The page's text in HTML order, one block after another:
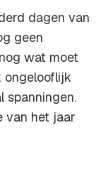
dagen van
geen
wat moet
ongelooflijk
spanningen.
van het jaar